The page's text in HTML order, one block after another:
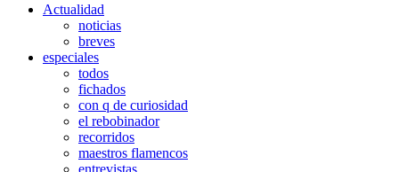
Actualidad
noticias
breves
especiales
todos
fichados
con q de curiosidad
el rebobinador
recorridos
maestros flamencos
entrevistas